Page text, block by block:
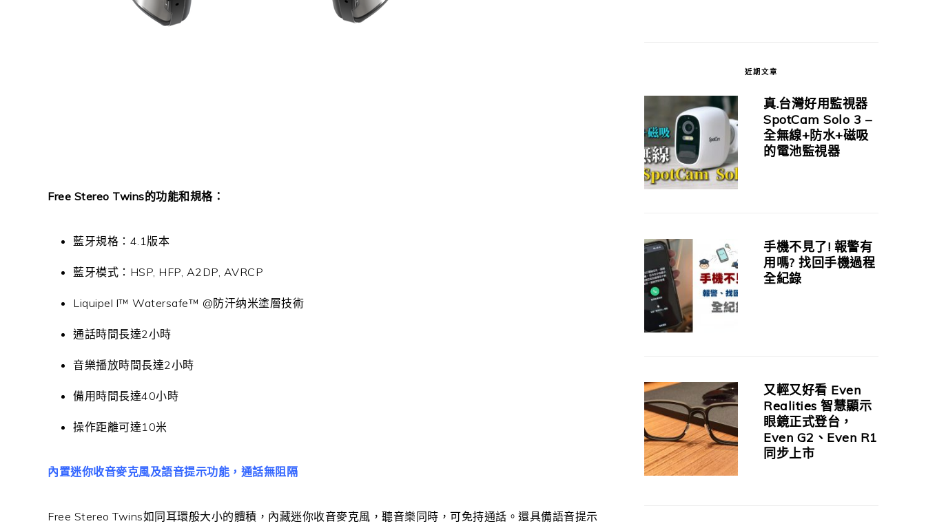
Free Stereo Twins的功能和規格：
藍牙規格：4.1版本
藍牙模式：HSP, HFP, A2DP, AVRCP
Liquipel l™ Watersafe™ @防汗纳米塗層技術
通話時間長達2小時
音樂播放時間長達2小時
備用時間長達40小時
操作距離可達10米
內置迷你收音麥克風及語音提示功能，通話無阻隔
Free Stereo Twins如同耳環般大小的體積，內藏迷你收音麥克風，聽音樂同時，可免持通話。還具備語音提示
近期文章
真.台灣好用監視器
SpotCam Solo 3 –
全無線+防水+磁吸
的電池監視器
手機不見了! 報警有
用嗎? 找回手機過程
全紀錄
又輕又好看 Even
Realities 智慧顯示
眼鏡正式登台，
Even G2、Even R1
同步上市